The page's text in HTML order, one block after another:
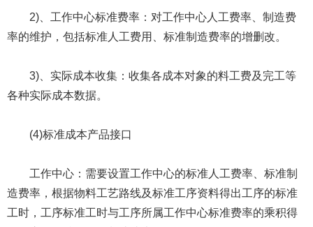
2)、工作中心标准费率：对工作中心人工费率、制造费
率的维护，包括标准人工费用、标准制造费率的增删改。
3)、实际成本收集：收集各成本对象的料工费及完工等
各种实际成本数据。
(4)标准成本产品接口
工作中心：需要设置工作中心的标准人工费率、标准制
造费率，根据物料工艺路线及标准工序资料得出工序的标准
工时，工序标准工时与工序所属工作中心标准费率的乘积得